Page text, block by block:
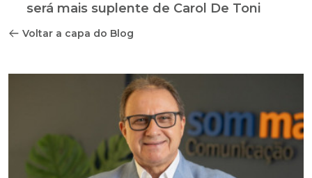
será mais suplente de Carol De Toni
Voltar a capa do Blog